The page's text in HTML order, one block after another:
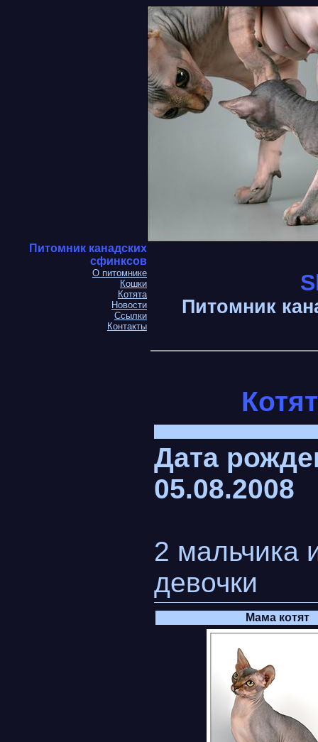
Питомник канадских
сфинксов
О питомнике
Кошки
Котята
Новости
Ссылки
Контакты
Питомник
Дата
05.08.2008
2 мальчика
девочки
Мама котят